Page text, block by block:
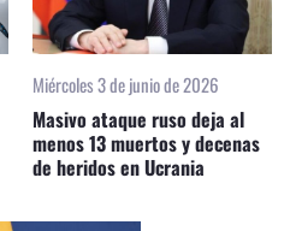
Miércoles 3 de junio de 2026
Masivo ataque ruso deja al
menos 13 muertos y decenas
de heridos en Ucrania